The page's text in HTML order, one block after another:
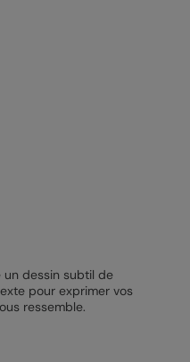
un dessin subtil de
pour exprimer vos
ressemble.